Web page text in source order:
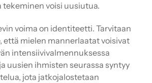
tekeminen voisi uusiutua.
voima on identiteetti. Tarvitaan
että mielen mannerlaatat voisivat
intensiivivalmennuksessa
uusien ihmisten seurassa syntyy
jota jatkojalostetaan